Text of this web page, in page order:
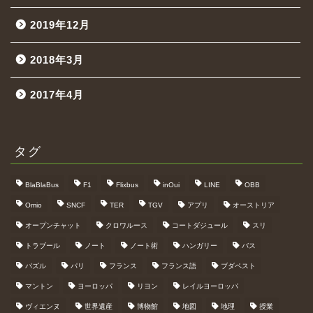
2019年12月
2018年3月
2017年4月
タグ
BlaBlaBus F1 Flixbus inOui LINE OBB
Omio SNCF TER TGV アプリ オーストリア
オープンチャット クロワルース コートダジュール スリ
トラブール ノート ノート術 ハンガリー バス
パズル パリ フランス フランス語 ブダペスト
マントン ヨーロッパ リヨン レイルヨーロッパ
ヴィエンヌ 世界遺産 博物館 地図 地理 授業